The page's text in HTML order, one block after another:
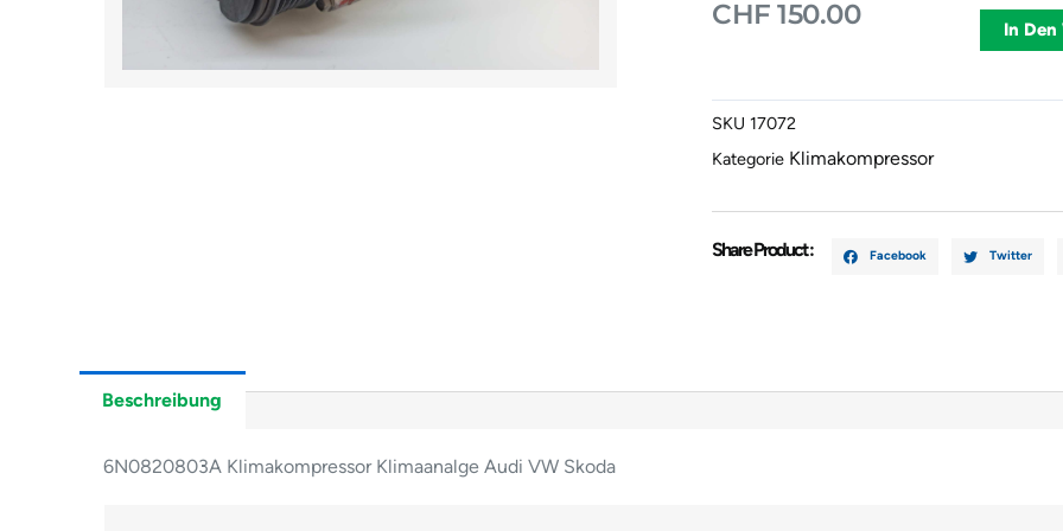
CHF 150.00
Klimaanalge
Audi
Skoda
In
SKU 17072
Kategorie Klimakompressor
Share Product : Facebook Twitter
Beschreibung
6N0820803A Klimakompressor Klimaanalge Audi VW Skoda